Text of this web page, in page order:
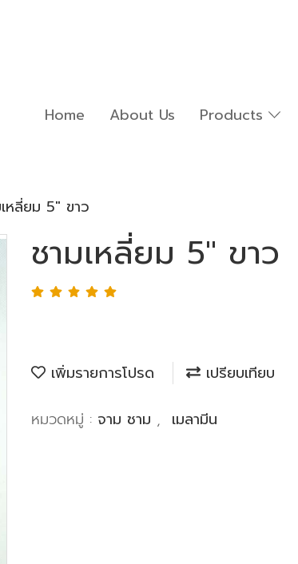
Home About Us Products
หลี่ยม 5" ขาว
ชามเหลี่ยม 5" ขาว
เพิ่มรายการโปรด เปรียบเทียบ
หมวดหมู่ : จาม ชาม , เมลามีน